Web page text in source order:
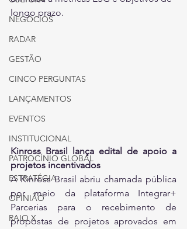
NEGÓCIOS
RADAR
GESTÃO
CINCO PERGUNTAS
LANÇAMENTOS
EVENTOS
INSTITUCIONAL
PATROCÍNIO GLOBAL
ESTRATÉGIA
OPINIÃO
RAIO X
longo prazo.
Kinross Brasil lança edital de apoio a
projetos incentivados
A Kinross Brasil abriu chamada pública
por meio da plataforma Integrar+
Parcerias para o recebimento de
propostas de projetos aprovados em